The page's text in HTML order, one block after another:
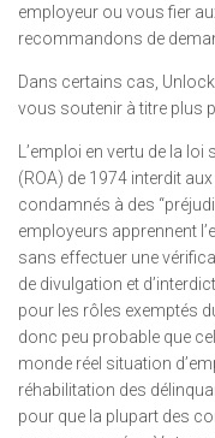
employeur ou vous fier
recommandons de
Dans certains cas,
vous soutenir à titre plus
L’emploi en vertu de la
(ROA) de 1974 interdit
condamnés à des
employeurs apprennent
sans effectuer une
de divulgation et
pour les rôles exemptés
donc peu probable que
monde réel situation
réhabilitation des
pour que la plupart des